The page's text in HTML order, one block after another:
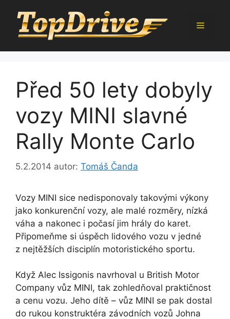
obsah
Menu
Před 50 lety dobyly
vozy MINI slavné
Rally Monte Carlo
5.2.2014 autor: Tomáš Čanda
Vozy MINI sice nedisponovaly takovými výkony
jako konkurenční vozy, ale malé rozměry, nízká
váha a nakonec i počasí jim hrály do karet.
Připomeňme si úspěch lidového vozu v jedné
z nejtěžších disciplín motoristického sportu.
Když Alec Issigonis navrhoval u British Motor
Company vůz MINI, tak zohledňoval praktičnost
a cenu vozu. Jeho dítě – vůz MINI se pak dostal
do rukou konstruktéra závodních vozů Johna